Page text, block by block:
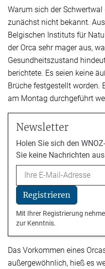
Warum sich der Schwertwal
zunächst nicht bekannt.
Belgischen Instituts für
der Orca sehr mager aus,
Gesundheitszustand
berichtete. Es seien keine
Brüche festgestellt worden.
am Montag durchgeführt
Newsletter
Holen Sie sich den
Sie keine Nachrichten
Email
Registrieren
Mit Ihrer Registrierung
zur Kenntnis.
Das Vorkommen eines
außergewöhnlich, hieß es